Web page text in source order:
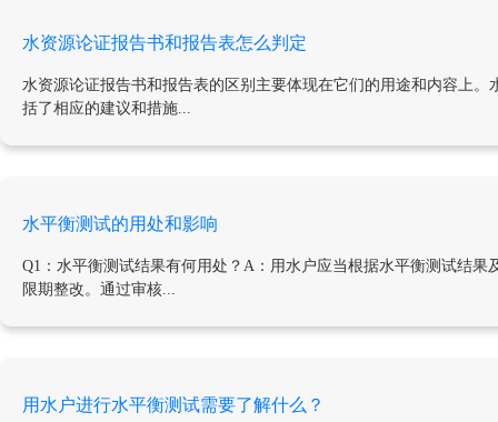
水资源论证报告书和报告表怎么判定
水资源论证报告书和报告表的区别主要体现在它们的用途和内容上
括了相应的建议和措施...
水平衡测试的用处和影响
Q1：水平衡测试结果有何用处？A：用水户应当根据水平衡测试结
限期整改。通过审核...
用水户进行水平衡测试需要了解什么？